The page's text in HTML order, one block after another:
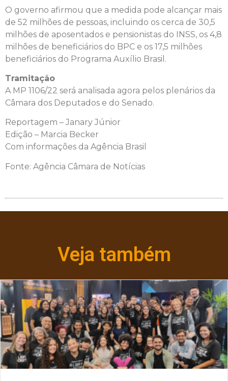
O governo afirmou que a medida pode alcançar mais
de 52 milhões de pessoas, incluindo os cerca de 30,5
milhões de aposentados e pensionistas do INSS, os 4,8
milhões de beneficiários do BPC e os 17,5 milhões
beneficiários do Programa Auxílio Brasil.
Tramitação
A MP 1106/22 será analisada agora pelos plenários da
Câmara dos Deputados e do Senado.
Reportagem – Janary Júnior
Edição – Marcia Becker
Com informações da Agência Brasil
Fonte: Agência Câmara de Notícias
Veja também